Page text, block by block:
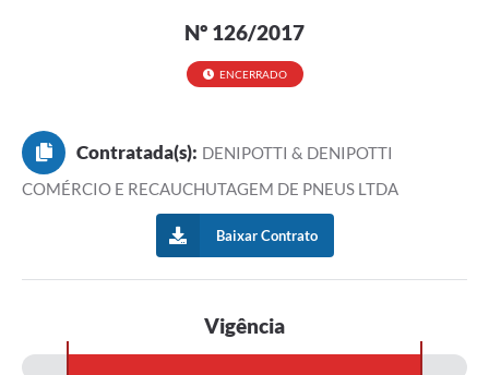
Nº 126/2017
ENCERRADO
Contratada(s): DENIPOTTI & DENIPOTTI
COMÉRCIO E RECAUCHUTAGEM DE PNEUS LTDA
Baixar Contrato
Vigência